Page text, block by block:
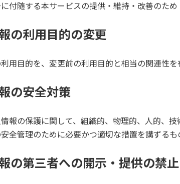
付随する本サービスの提供・維持・改善のため
の利用目的の変更
用目的を、変更前の利用目的と相当の関連性
の安全対策
報の保護に関して、組織的、物理的、人的、
全管理のために必要かつ適切な措置を講ずるも
の第三者への開示・提供の禁止